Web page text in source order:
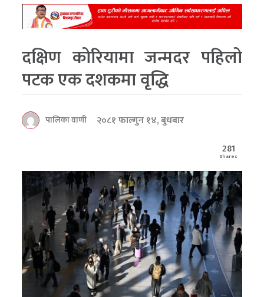
दक्षिण कोरियामा जन्मदर पहिलो
पटक एक दशकमा वृद्धि
पालिका वाणी
२०८१ फाल्गुन १४, बुधबार
281
Shares